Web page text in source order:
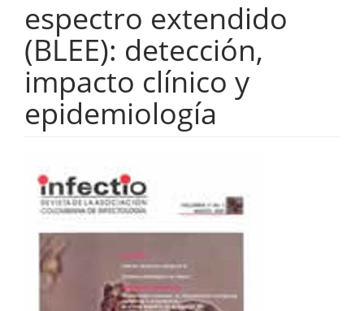
espectro extendido
(BLEE): detección,
impacto clínico y
epidemiología
Barra
lateral
del
artículo